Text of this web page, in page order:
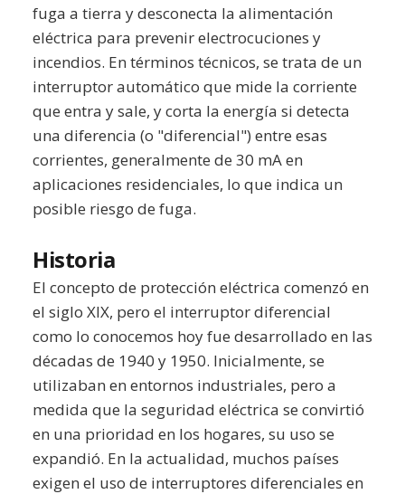
fuga a tierra y desconecta la alimentación
eléctrica para prevenir electrocuciones y
incendios. En términos técnicos, se trata de un
interruptor automático que mide la corriente
que entra y sale, y corta la energía si detecta
una diferencia (o "diferencial") entre esas
corrientes, generalmente de 30 mA en
aplicaciones residenciales, lo que indica un
posible riesgo de fuga.
Historia
El concepto de protección eléctrica comenzó en
el siglo XIX, pero el interruptor diferencial
como lo conocemos hoy fue desarrollado en las
décadas de 1940 y 1950. Inicialmente, se
utilizaban en entornos industriales, pero a
medida que la seguridad eléctrica se convirtió
en una prioridad en los hogares, su uso se
expandió. En la actualidad, muchos países
exigen el uso de interruptores diferenciales en